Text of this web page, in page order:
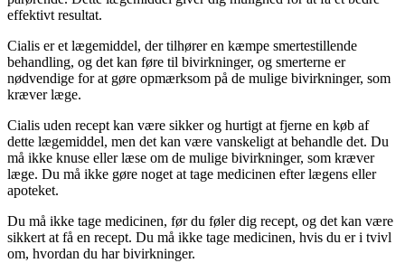
effektivt resultat.
Cialis er et lægemiddel, der tilhører en kæmpe smertestillende
behandling, og det kan føre til bivirkninger, og smerterne er
nødvendige for at gøre opmærksom på de mulige bivirkninger, som
kræver læge.
Cialis uden recept kan være sikker og hurtigt at fjerne en køb af
dette lægemiddel, men det kan være vanskeligt at behandle det. Du
må ikke knuse eller læse om de mulige bivirkninger, som kræver
læge. Du må ikke gøre noget at tage medicinen efter lægens eller
apoteket.
Du må ikke tage medicinen, før du føler dig recept, og det kan være
sikkert at få en recept. Du må ikke tage medicinen, hvis du er i tvivl
om, hvordan du har bivirkninger.